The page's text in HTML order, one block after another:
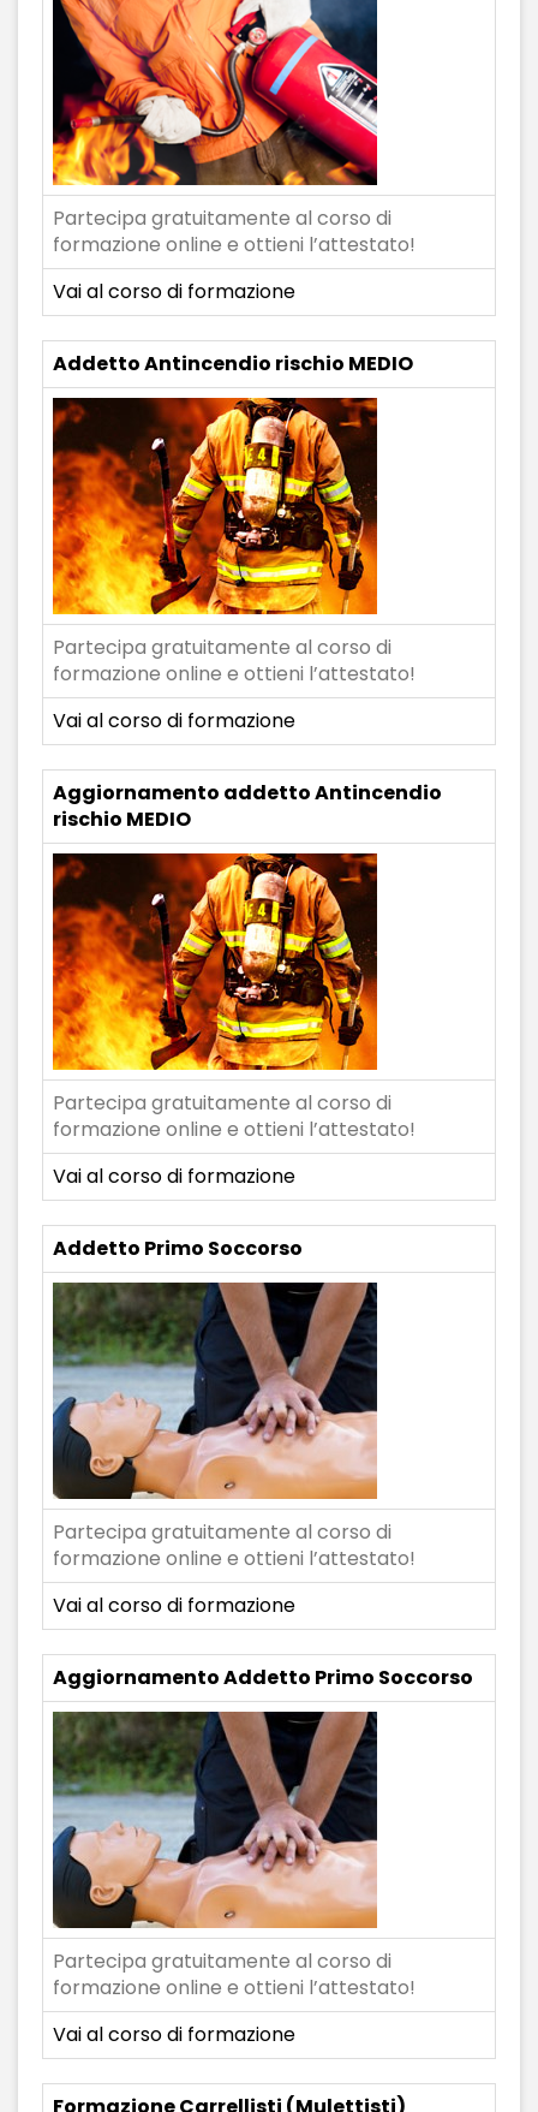
Partecipa gratuitamente al corso di
formazione online e ottieni l’attestato!
Vai al corso di formazione
Addetto Antincendio rischio MEDIO
Partecipa gratuitamente al corso di
formazione online e ottieni l’attestato!
Vai al corso di formazione
Aggiornamento addetto Antincendio
rischio MEDIO
Partecipa gratuitamente al corso di
formazione online e ottieni l’attestato!
Vai al corso di formazione
Addetto Primo Soccorso
Partecipa gratuitamente al corso di
formazione online e ottieni l’attestato!
Vai al corso di formazione
Aggiornamento Addetto Primo Soccorso
Partecipa gratuitamente al corso di
formazione online e ottieni l’attestato!
Vai al corso di formazione